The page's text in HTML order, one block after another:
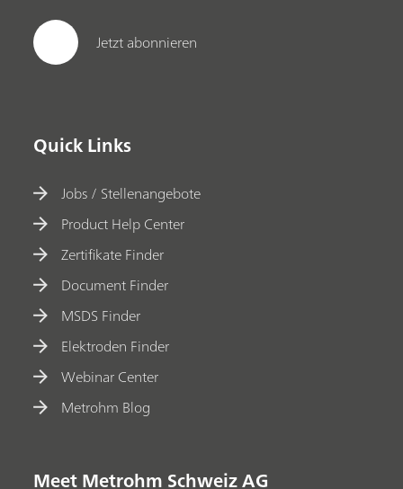
Jetzt abonnieren
Quick Links
Jobs / Stellenangebote
Product Help Center
Zertifikate Finder
Document Finder
MSDS Finder
Elektroden Finder
Webinar Center
Metrohm Blog
Meet Metrohm Schweiz AG